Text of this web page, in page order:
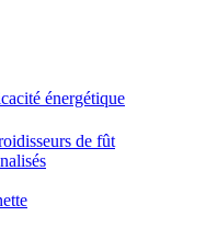
énergétique
de fût